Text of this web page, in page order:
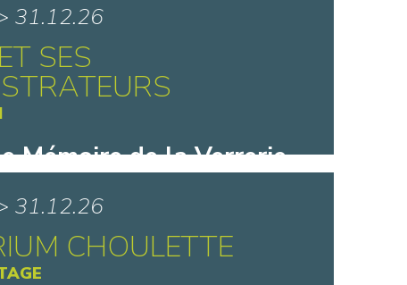
31.12.26
SES
Mémoire de la Verrerie
31.12.26
CHOULETTE